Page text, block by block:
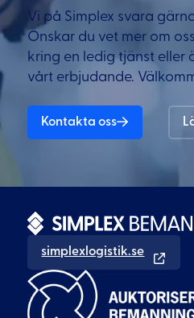
Vi på Simplex svara
Önskar du vet mer om
kring en ledig tjänst eller
vårt erbjudande.
Kontakta oss
simplexlogistik.se